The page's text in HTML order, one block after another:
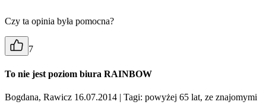
Czy ta opinia była pomocna?
7
To nie jest poziom biura RAINBOW
Bogdana, Rawicz 16.07.2014 | Tagi: powyżej 65 lat, ze znajomymi